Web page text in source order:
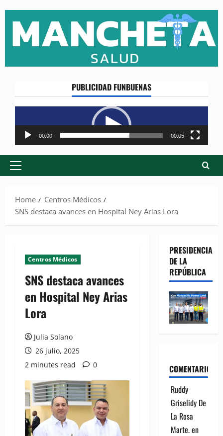
content
PUBLICIDAD FUNBUENAS
Reproductor
de
vídeo
00:00 00:05
Primary
Home
Centros Médicos
SNS destaca avances en Hospital Ney Arias Lora
Centros Médicos
SNS destaca avances
en Hospital Ney Arias
Lora
Julia Solano
26 julio, 2025
2 minutes read
0
PRESIDENCIA
DE LA
REPÚBLICA
COMENTARIOS
Ruddy
Griselidy De
La Rosa
Marte.en